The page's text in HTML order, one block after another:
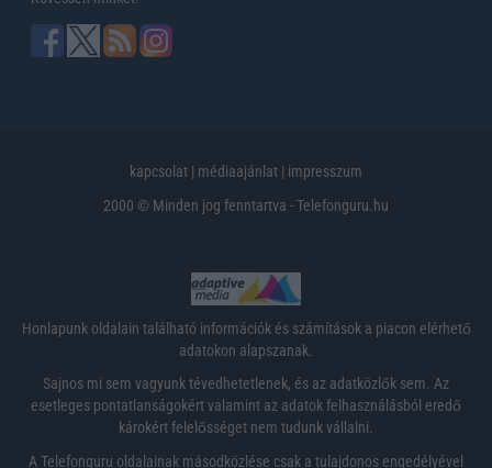
kapcsolat | médiaajánlat | impresszum
2000 © Minden jog fenntartva - Telefonguru.hu
Honlapunk oldalain található információk és számítások a piacon elérhető
adatokon alapszanak.
Sajnos mi sem vagyunk tévedhetetlenek, és az adatközlők sem. Az
esetleges pontatlanságokért valamint az adatok felhasználásból eredő
károkért felelősséget nem tudunk vállalni.
A Telefonguru oldalainak másodközlése csak a tulajdonos engedélyével